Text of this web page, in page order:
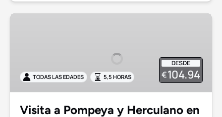
Visita
grupo
con
DESDE
€104.94
TODAS LAS EDADES 5,5 HORAS
Visita a Pompeya y Herculano en